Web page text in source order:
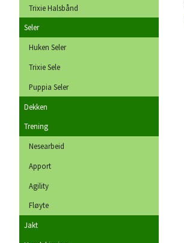
Trixie Halsbånd
Seler
Huken Seler
Trixie Sele
Puppia Seler
Dekken
Trening
Nesearbeid
Apport
Agility
Fløyte
Jakt